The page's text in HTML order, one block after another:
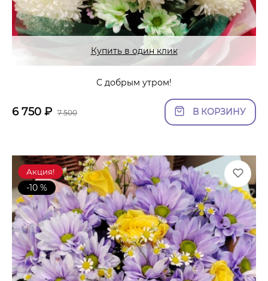
Купить в один клик
С добрым утром!
6 750 ₽ 7 500 В КОРЗИНУ
Акция!
-10 %